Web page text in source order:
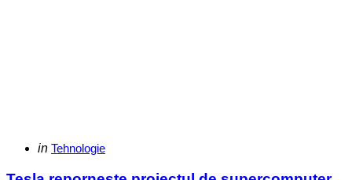
Categories
Posted
in Tehnologie